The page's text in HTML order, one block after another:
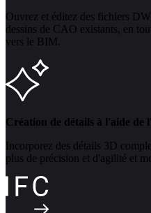
Ouvrez et éditez des fichiers
dessins de CAO existants, en
vers le BIM.
Création de détails à l'aide de
Incorporez des détails 3D
plus de précision et d'agilité et